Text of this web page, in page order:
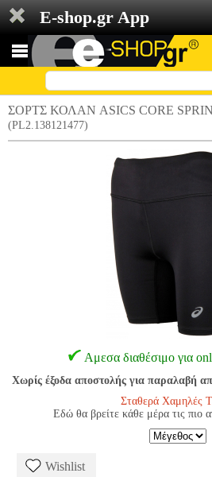
E-shop.gr App
ΣΟΡΤΣ ΚΟΛΑΝ ASICS CORE
(PL2.138121477)
Αμεσα διαθέσιμο για
Χωρίς έξοδα αποστολής για παραλαβή
Σταθερά Χαμηλές
Εδώ θα βρείτε κάθε μέρα τις πιο
Wishlist